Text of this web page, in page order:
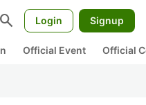
search Login Signup
Official Event Official